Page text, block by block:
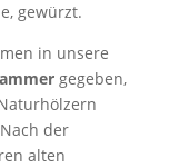
gewürzt.
in unsere
gegeben,
der
alten